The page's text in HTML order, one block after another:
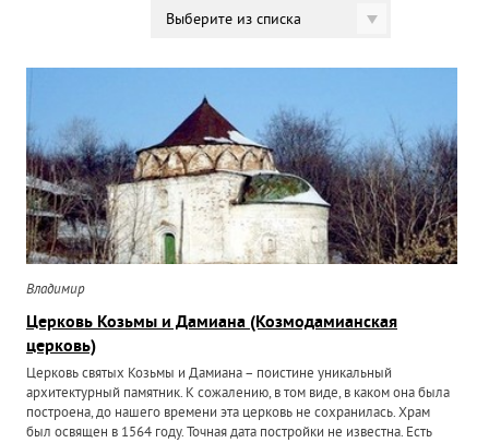
Выберите из списка
Владимир
Церковь Козьмы и Дамиана (Козмодамианская
церковь)
Церковь святых Козьмы и Дамиана – поистине уникальный
архитектурный памятник. К сожалению, в том виде, в каком она была
построена, до нашего времени эта церковь не сохранилась. Храм
был освящен в 1564 году. Точная дата постройки не известна. Есть